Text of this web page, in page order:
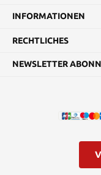
INFORMATIONEN
RECHTLICHES
NEWSLETTER